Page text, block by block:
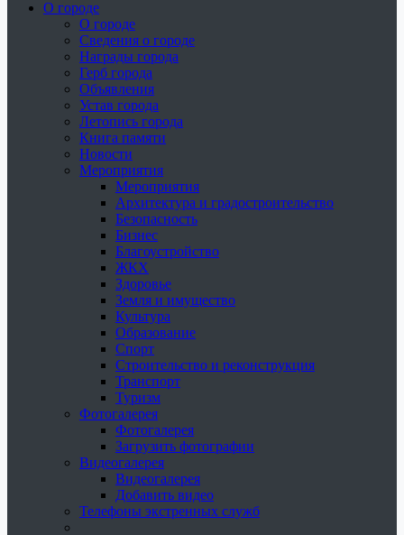
О городе
О городе
Сведения о городе
Награды города
Герб города
Объявления
Устав города
Летопись города
Книга памяти
Новости
Мероприятия
Мероприятия
Архитектура и градостроительство
Безопасность
Бизнес
Благоустройство
ЖКХ
Здоровье
Земля и имущество
Культура
Образование
Спорт
Строительство и реконструкция
Транспорт
Туризм
Фотогалерея
Фотогалерея
Загрузить фотографии
Видеогалерея
Видеогалерея
Добавить видео
Телефоны экстренных служб